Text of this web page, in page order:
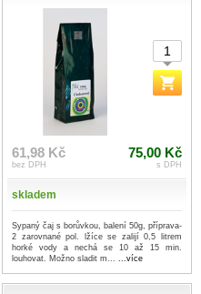
61,98 Kč
bez DPH
75,00 Kč
s DPH
skladem
Sypaný čaj s borůvkou, balení 50g, příprava-
2 zarovnané pol. lžíce se zalijí 0,5 litrem
horké vody a nechá se 10 až 15 min.
louhovat. Možno sladit m... ...více